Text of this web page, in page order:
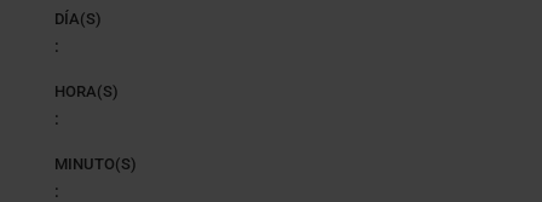
DÍA(S)
:
HORA(S)
:
MINUTO(S)
: